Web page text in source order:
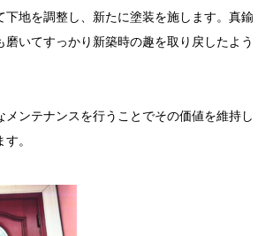
下地を調整し、新たに塗装を施します。真鍮
磨いてすっかり新築時の趣を取り戻したよう
メンテナンスを行うことでその価値を維持し
。